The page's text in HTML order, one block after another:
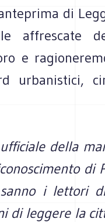
di
affrescate
e
urbanistici,
della
di
i lettori
di leggere la